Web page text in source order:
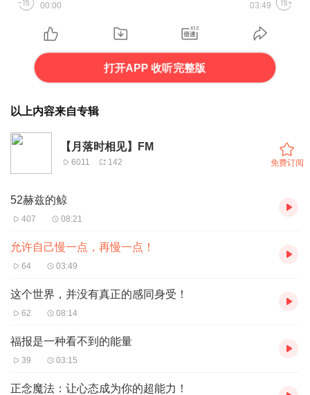
00:00 03:49
打开APP 收听完整版
以上内容来自专辑
【月落时相见】FM
6011 142 免费订阅
52赫兹的鲸
407 08:21
允许自己慢一点，再慢一点！
64 03:49
这个世界，并没有真正的感同身受！
62 08:14
福报是一种看不到的能量
39 03:15
正念魔法：让心态成为你的超能力！